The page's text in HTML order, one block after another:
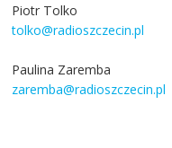
Piotr Tolko
tolko@radioszczecin.pl
Paulina Zaremba
zaremba@radioszczecin.pl